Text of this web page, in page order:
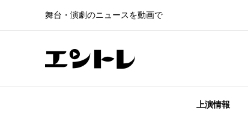
舞台・演劇のニュースを動画で
上演情報